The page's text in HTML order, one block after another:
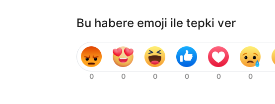
Bu habere emoji ile tepki ver